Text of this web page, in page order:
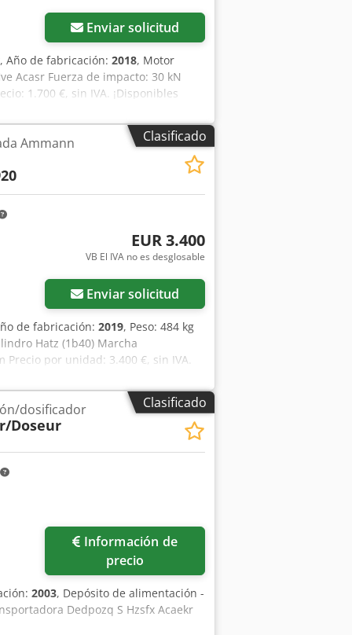
Enviar solicitud
, Año de fabricación: 2018, Motor
Acasr Fuerza de impacto: 30 kN
1.700 €, sin IVA. ¡Disponibles
Clasificado
Ammann
EUR 3.400
VB El IVA no es desglosable
Enviar solicitud
de fabricación: 2019, Peso: 484 kg
Hatz (1b40) Marcha
por unidad: 3.400 €, sin IVA.
Clasificado
dosificador
Doseur
precio
2003, Depósito de alimentación -
Dedpozq S Hzsfx Acaekr